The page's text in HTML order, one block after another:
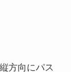
方向にパス